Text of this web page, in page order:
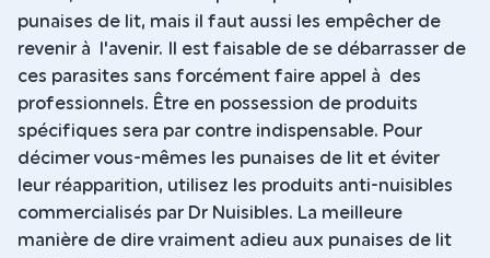
punaises de lit, mais il faut aussi les empêcher de
revenir à l'avenir. Il est faisable de se débarrasser de
ces parasites sans forcément faire appel à des
professionnels. Être en possession de produits
spécifiques sera par contre indispensable. Pour
décimer vous-mêmes les punaises de lit et éviter
leur réapparition, utilisez les produits anti-nuisibles
commercialisés par Dr Nuisibles. La meilleure
manière de dire vraiment adieu aux punaises de lit